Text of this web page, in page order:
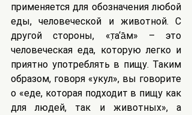
применяется для обозначения любой
еды, человеческой и животной. С
другой стороны, «т̣a‘а̄м» – это
человеческая еда, которую легко и
приятно употреблять в пищу. Таким
образом, говоря «укул», вы говорите
о «еде, которая подходит в пищу как
для людей, так и животных», а